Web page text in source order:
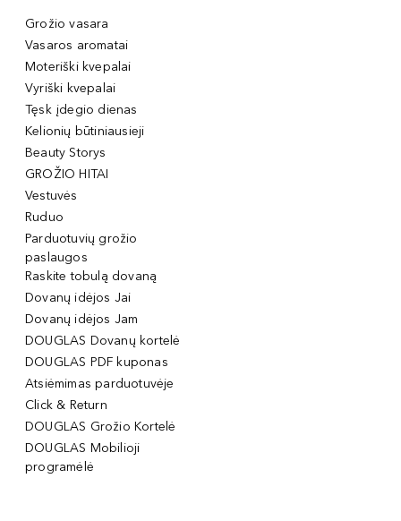
Grožio vasara
Vasaros aromatai
Moteriški kvepalai
Vyriški kvepalai
Tęsk įdegio dienas
Kelionių būtiniausieji
Beauty Storys
GROŽIO HITAI
Vestuvės
Ruduo
Parduotuvių grožio
paslaugos
Raskite tobulą dovaną
Dovanų idėjos Jai
Dovanų idėjos Jam
DOUGLAS Dovanų kortelė
DOUGLAS PDF kuponas
Atsiėmimas parduotuvėje
Click & Return
DOUGLAS Grožio Kortelė
DOUGLAS Mobilioji
programėlė